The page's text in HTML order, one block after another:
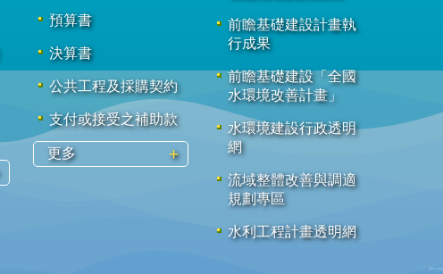
預算書
決算書
公共工程及採購契約
支付或接受之補助款
更多
前瞻基礎建設計畫執
行成果
前瞻基礎建設「全國
水環境改善計畫」
水環境建設行政透明
網
流域整體改善與調適
規劃專區
水利工程計畫透明網